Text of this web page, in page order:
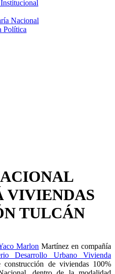
Nacional
Política
VIVIENDAS
TULCÁN
Marlon Martínez en compañía
Desarrollo Urbano Vivienda
de viviendas 100%